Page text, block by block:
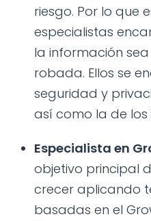
riesgo. Por lo que
especialistas
la información
robada. Ellos se
seguridad y
así como la de los
Especialista en
objetivo principal
crecer aplicando
basadas en el